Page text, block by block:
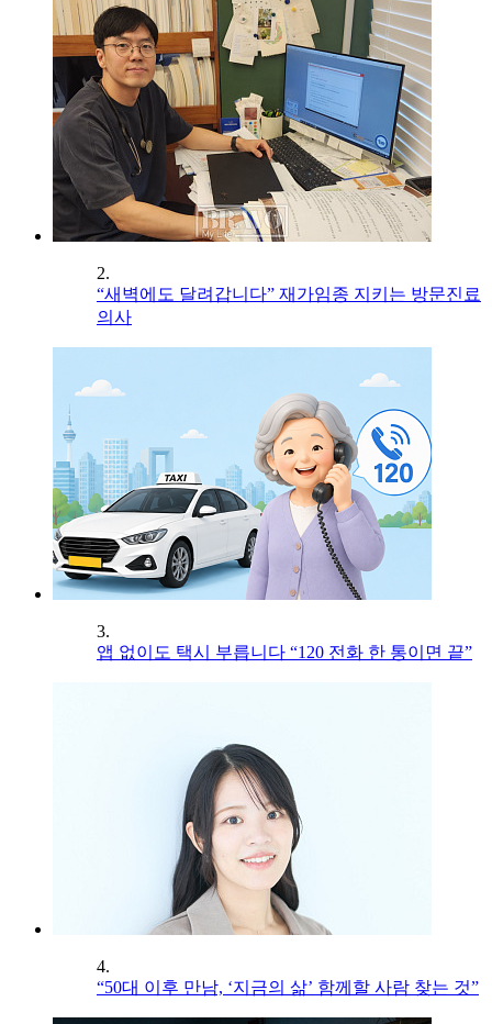
2.
“새벽에도 달려갑니다” 재가임종 지키는 방문진료
의사
3.
앱 없이도 택시 부릅니다 “120 전화 한 통이면 끝”
4.
“50대 이후 만남, ‘지금의 삶’ 함께할 사람 찾는 것”